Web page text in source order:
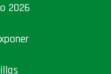
2026